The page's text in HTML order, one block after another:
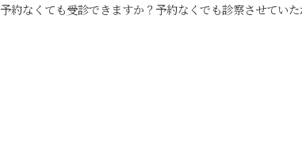
予約なくても受診できますか？予約なくでも診察させてい